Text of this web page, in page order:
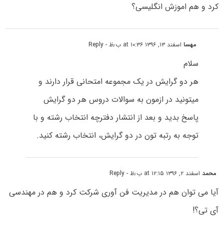
کرد و هم اموزش انگلیسی؟
مهسااسفند ۱۳, ۱۳۹۶ at ۱۰:۳۶ ب٫ظ - Reply
سلام
هر دو گرایش در یک مجموعه امتحانی قرار دارند و
میتونید در ازمون به سوالات دروس هر دو گرایش
پاسخ بدید و بعد از انتشار دفترچه انتخاب رشته و با
توجه به رتبه تون در دو گرایش، انتخاب رشته کنید.
محمداسفند ۲, ۱۳۹۶ at ۱۲:۱۵ ب٫ظ - Reply
آیا می توان هم در مدیریت فن آوری شرکت کرد و هم در مهندسی
آی تی؟!